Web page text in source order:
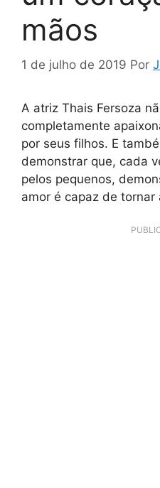
mãos
1 de julho de 2019 Por
A atriz Thais Fersoza
completamente
por seus filhos. E
demonstrar que, cada
pelos pequenos,
amor é capaz de